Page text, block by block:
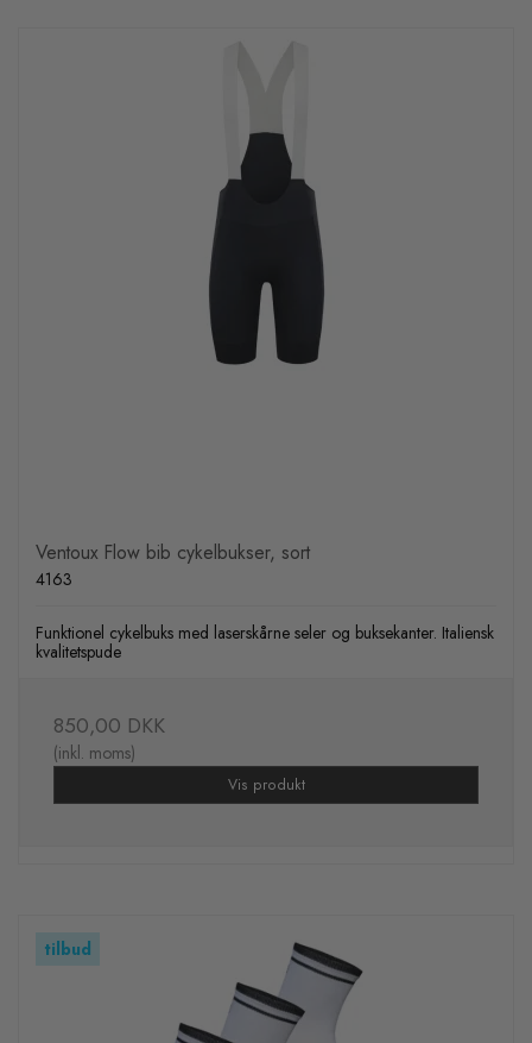
Ventoux Flow bib cykelbukser, sort
4163
Funktionel cykelbuks med laserskårne seler og buksekanter. Italiensk
kvalitetspude
850,00 DKK
(inkl. moms)
Vis produkt
tilbud